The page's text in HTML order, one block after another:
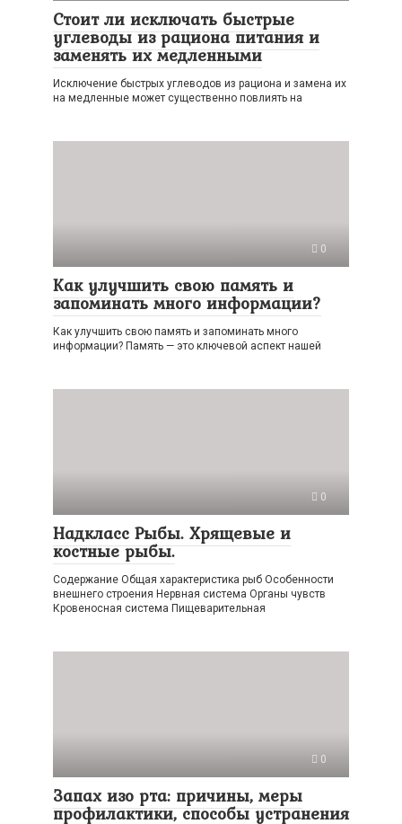
Стоит ли исключать быстрые
углеводы из рациона питания и
заменять их медленными
Исключение быстрых углеводов из рациона и замена их
на медленные может существенно повлиять на
0
Как улучшить свою память и
запоминать много информации?
Как улучшить свою память и запоминать много
информации? Память — это ключевой аспект нашей
0
Надкласс Рыбы. Хрящевые и
костные рыбы.
Содержание Общая характеристика рыб Особенности
внешнего строения Нервная система Органы чувств
Кровеносная система Пищеварительная
0
Запах изо рта: причины, меры
профилактики, способы устранения